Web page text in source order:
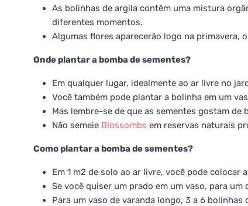
As bolinhas de argila contêm uma mistura
diferentes momentos.
Algumas flores aparecerão logo na primavera,
Onde plantar a bomba de sementes?
Em qualquer lugar, idealmente ao ar livre no
Você também pode plantar a bolinha em um
Mas lembre-se de que as sementes gostam
Não semeie Blossombs em reservas naturais
Como plantar a bomba de sementes?
Em 1 m2 de solo ao ar livre, você pode colocar
Se você quiser um prado em um vaso, para
Para um vaso de varanda longo, 3 a 6